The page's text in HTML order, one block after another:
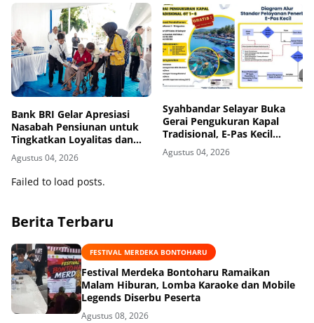
‎Bank BRI Gelar Apresiasi
Nasabah Pensiunan untuk
Tingkatkan Loyalitas dan
Pengalaman Layanan
Agustus 04, 2026
Syahbandar Selayar Buka
Gerai Pengukuran Kapal
Tradisional, E-Pas Kecil
Diterbitkan Gratis
Agustus 04, 2026
Failed to load posts.
Berita Terbaru
FESTIVAL MERDEKA BONTOHARU
‎Festival Merdeka Bontoharu Ramaikan
Malam Hiburan, Lomba Karaoke dan Mobile
Legends Diserbu Peserta ‎
Agustus 08, 2026